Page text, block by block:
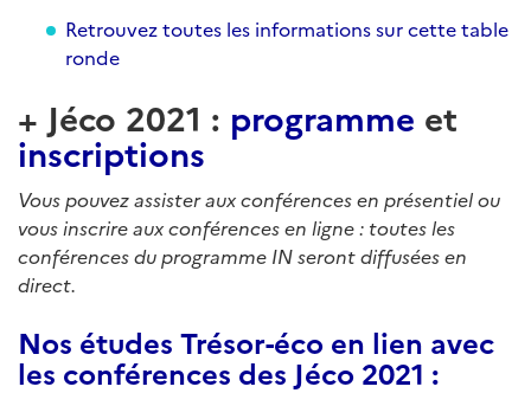
Retrouvez toutes les informations sur cette table
ronde
+ Jéco 2021 : programme et
inscriptions
Vous pouvez assister aux conférences en présentiel ou
vous inscrire aux conférences en ligne : toutes les
conférences du programme IN seront diffusées en
direct.
Nos études Trésor-éco en lien avec
les conférences des Jéco 2021 :